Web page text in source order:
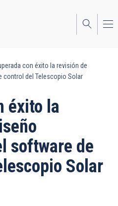
con éxito la revisión de
control del Telescopio Solar
éxito la
software de
Solar